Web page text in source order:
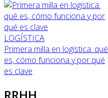
LOGÍSTICA
Primera milla en logística: qué
es, cómo funciona y por qué
es clave
RRHH